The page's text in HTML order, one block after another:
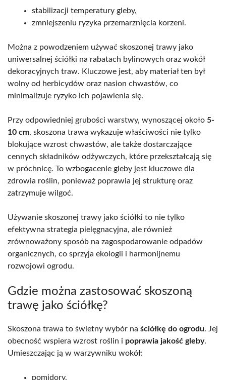
stabilizacji temperatury gleby,
zmniejszeniu ryzyka przemarznięcia korzeni.
Można z powodzeniem używać skoszonej trawy jako
uniwersalnej ściółki na rabatach bylinowych oraz wokół
dekoracyjnych traw. Kluczowe jest, aby materiał ten był
wolny od herbicydów oraz nasion chwastów, co
minimalizuje ryzyko ich pojawienia się.
Przy odpowiedniej grubości warstwy, wynoszącej około 5-
10 cm, skoszona trawa wykazuje właściwości nie tylko
blokujące wzrost chwastów, ale także dostarczające
cennych składników odżywczych, które przekształcają się
w próchnicę. To wzbogacenie gleby jest kluczowe dla
zdrowia roślin, ponieważ poprawia jej strukturę oraz
zatrzymuje wilgoć.
Używanie skoszonej trawy jako ściółki to nie tylko
efektywna strategia pielęgnacyjna, ale również
zrównoważony sposób na zagospodarowanie odpadów
organicznych, co sprzyja ekologii i harmonijnemu
rozwojowi ogrodu.
Gdzie można zastosować skoszoną
trawę jako ściółkę?
Skoszona trawa to świetny wybór na ściółkę do ogrodu. Jej
obecność wspiera wzrost roślin i poprawia jakość gleby.
Umieszczając ją w warzywniku wokół:
pomidory,